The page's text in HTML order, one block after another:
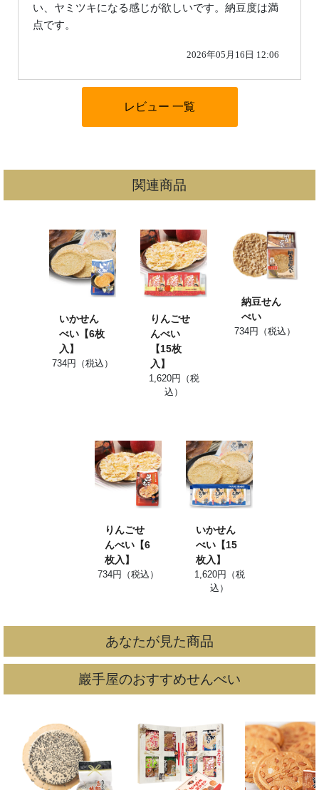
い、ヤミツキになる感じが欲しいです。納豆度は満
点です。
2026年05月16日 12:06
関連商品
いかせん
べい【6枚
入】
734円（税込）
りんごせ
んべい
【15枚
入】
1,620円（税
込）
納豆せん
べい
734円（税込）
りんごせ
んべい【6
枚入】
734円（税込）
いかせん
べい【15
枚入】
1,620円（税
込）
あなたが見た商品
巖手屋のおすすめせんべい